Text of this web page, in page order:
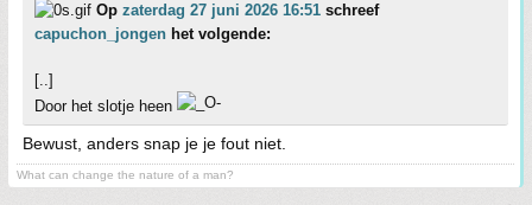
Op zaterdag 27 juni 2026 16:51 schreef
capuchon_jongen het volgende:
[..]
Door het slotje heen
Bewust, anders snap je je fout niet.
What can change the nature of a man?